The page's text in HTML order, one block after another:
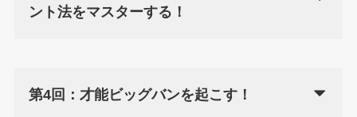
ント法をマスターする！
第4回：才能ビッグバンを起こす！